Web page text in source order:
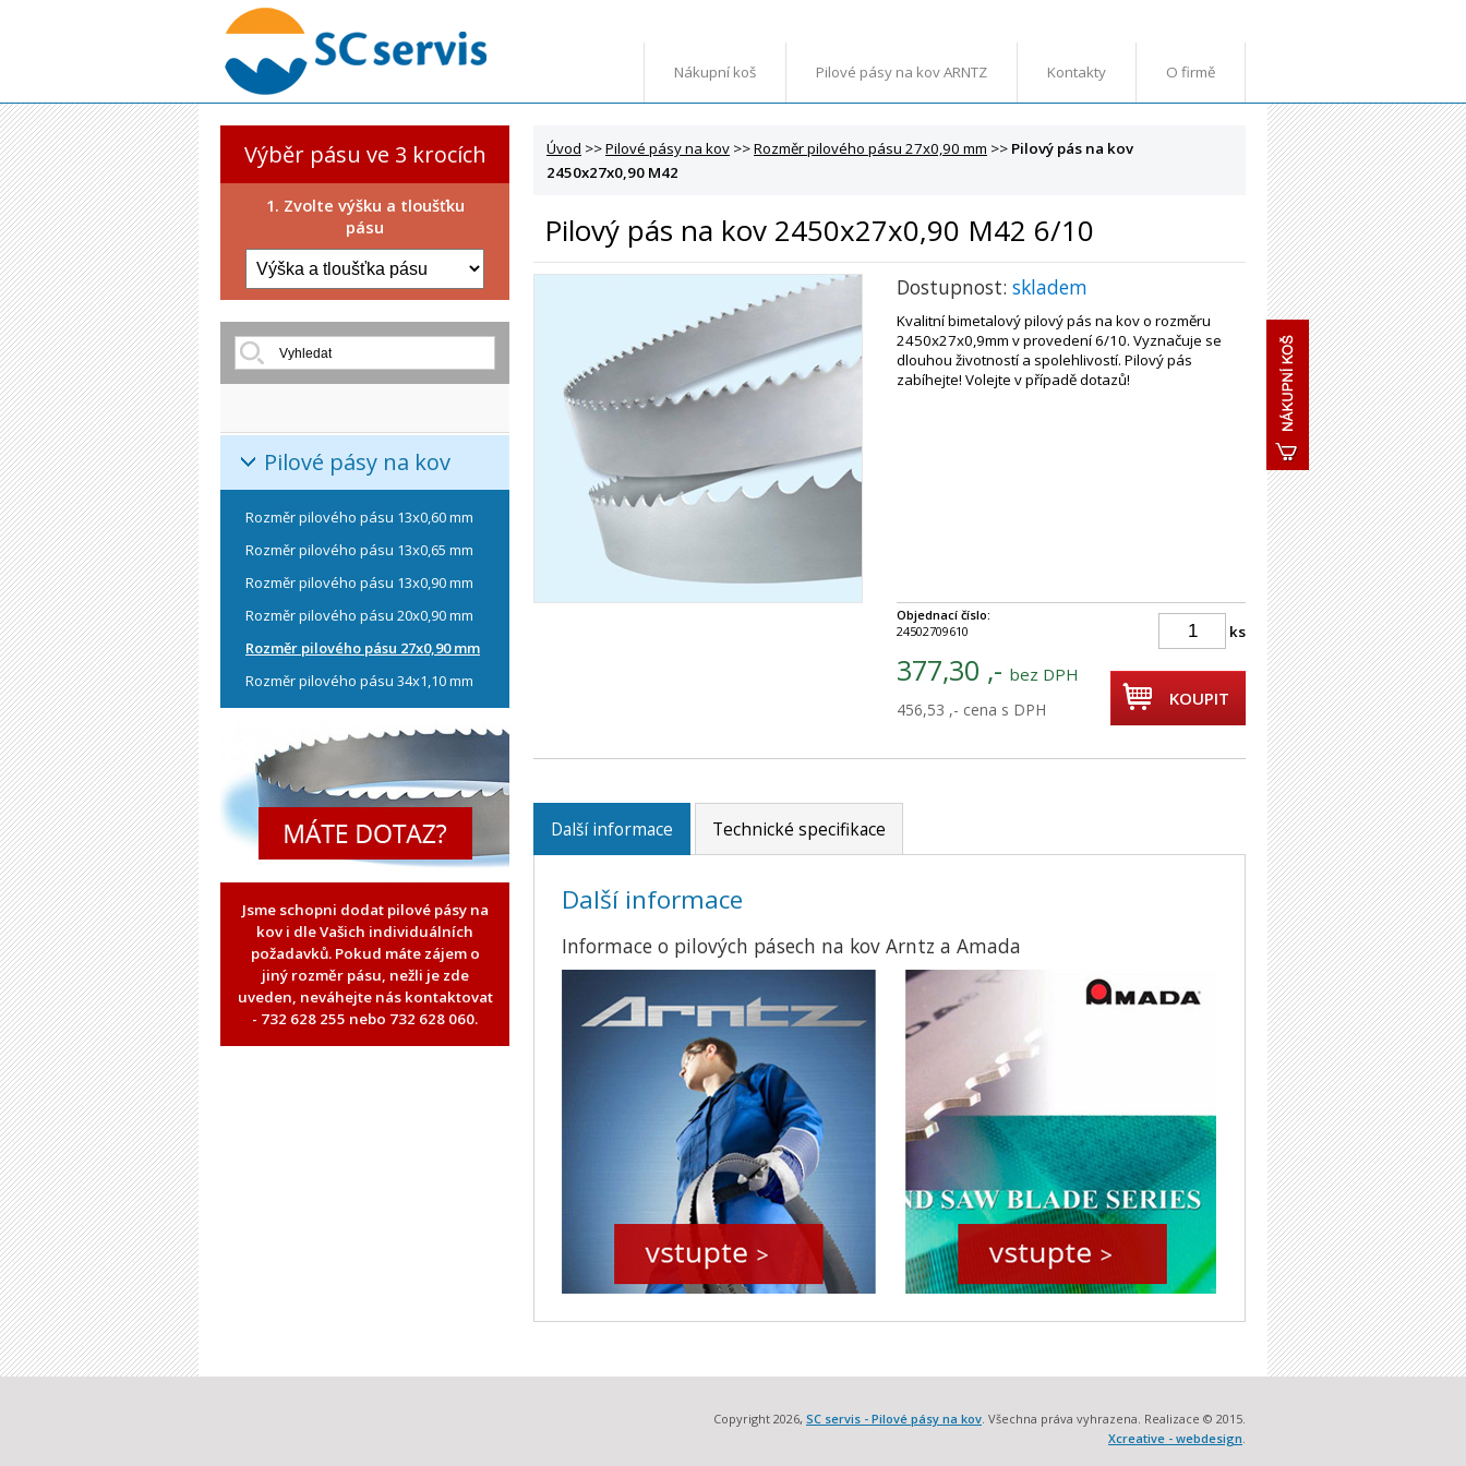
Nákupní koš Pilové pásy na kov ARNTZ Kontakty O firmě
Výběr pásu ve 3 krocích
1. Zvolte výšku a tloušťku
pásu
Pilové pásy na kov
Rozměr pilového pásu 13x0,60 mm
Rozměr pilového pásu 13x0,65 mm
Rozměr pilového pásu 13x0,90 mm
Rozměr pilového pásu 20x0,90 mm
Rozměr pilového pásu 27x0,90 mm
Rozměr pilového pásu 34x1,10 mm
Jsme schopni dodat pilové pásy na
kov i dle Vašich individuálních
požadavků. Pokud máte zájem o
jiný rozměr pásu, nežli je zde
uveden, neváhejte nás kontaktovat
- 732 628 255 nebo 732 628 060.
Úvod >>Pilové pásy na kov >>Rozměr pilového pásu 27x0,90 mm >> Pilový pás na kov
2450x27x0,90 M42
Pilový pás na kov 2450x27x0,90 M42 6/10
Dostupnost: skladem
Kvalitní bimetalový pilový pás na kov o rozměru
2450x27x0,9mm v provedení 6/10. Vyznačuje se
dlouhou životností a spolehlivostí. Pilový pás
zabíhejte! Volejte v případě dotazů!
Objednací číslo:
24502709610
377,30 ,- bez DPH
456,53 ,- cena s DPH
ks
KOUPIT
Další informace Technické specifikace
Další informace
Informace o pilových pásech na kov Arntz a Amada
Copyright 2026, SC servis - Pilové pásy na kov. Všechna práva vyhrazena. Realizace © 2015.
Xcreative - webdesign.